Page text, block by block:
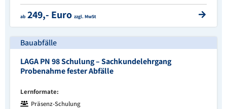
ab 249,- Euro zzgl. MwSt
Bauabfälle
LAGA PN 98 Schulung – Sachkundelehrgang
Probenahme fester Abfälle
Lernformate:
Präsenz-Schulung